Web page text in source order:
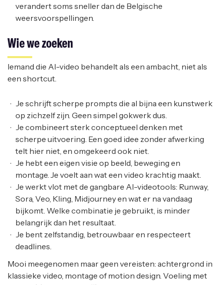
verandert soms sneller dan de Belgische
weersvoorspellingen.
Wie we zoeken
Iemand die AI-video behandelt als een ambacht, niet als
een shortcut.
Je schrijft scherpe prompts die al bijna een kunstwerk
op zichzelf zijn. Geen simpel gokwerk dus.
Je combineert sterk conceptueel denken met
scherpe uitvoering. Een goed idee zonder afwerking
telt hier niet, en omgekeerd ook niet.
Je hebt een eigen visie op beeld, beweging en
montage. Je voelt aan wat een video krachtig maakt.
Je werkt vlot met de gangbare AI-videotools: Runway,
Sora, Veo, Kling, Midjourney en wat er na vandaag
bijkomt. Welke combinatie je gebruikt, is minder
belangrijk dan het resultaat.
Je bent zelfstandig, betrouwbaar en respecteert
deadlines.
Mooi meegenomen maar geen vereisten: achtergrond in
klassieke video, montage of motion design. Voeling met